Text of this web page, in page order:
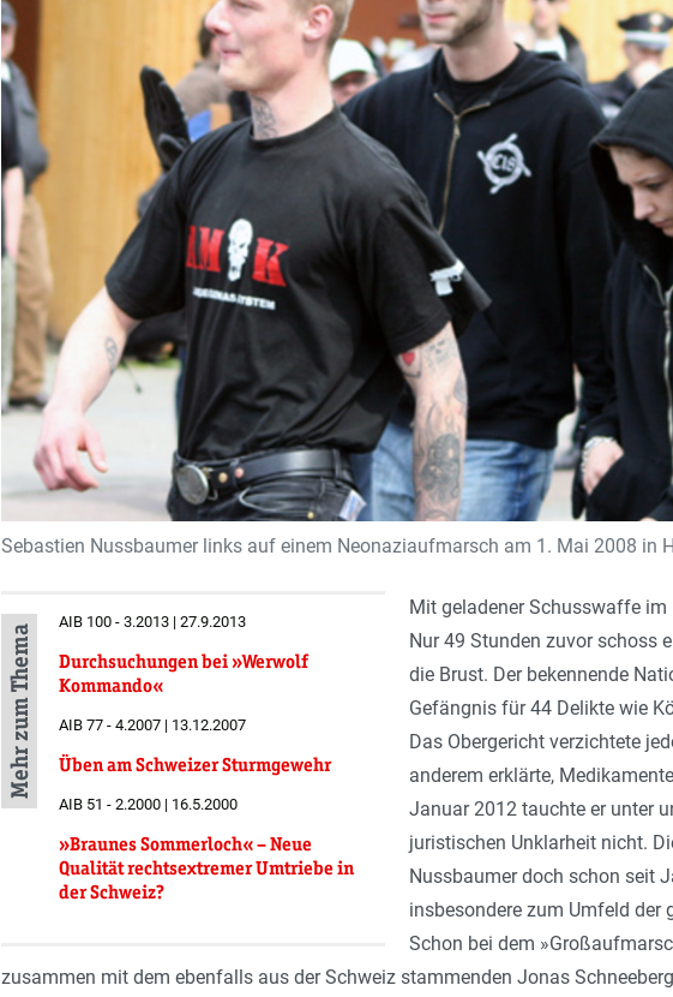
Sebastien Nussbaumer links auf einem Neonaziaufmarsch am 1. Mai 2008 in
Mehr zum Thema
AIB 100 - 3.2013 | 27.9.2013
Durchsuchungen bei »Werwolf
Kommando«
AIB 77 - 4.2007 | 13.12.2007
Üben am Schweizer Sturmgewehr
AIB 51 - 2.2000 | 16.5.2000
»Braunes Sommerloch« – Neue
Qualität rechtsextremer Umtriebe in
der Schweiz?
Mit geladener Schusswaffe
Nur 49 Stunden zuvor schoss
die Brust. Der bekennende
Gefängnis für 44 Delikte wie
Das Obergericht verzichtete
anderem erklärte,
Januar 2012 tauchte er unter
juristischen Unklarheit nicht.
Nussbaumer doch schon seit
insbesondere zum Umfeld der
Schon bei dem
zusammen mit dem ebenfalls aus der Schweiz stammenden Jonas